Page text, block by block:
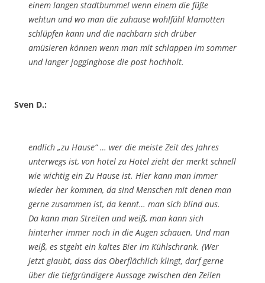
einem langen stadtbummel wenn einem die füße
wehtun und wo man die zuhause wohlfühl klamotten
schlüpfen kann und die nachbarn sich drüber
amüsieren können wenn man mit schlappen im sommer
und langer jogginghose die post hochholt.
Sven D.:
endlich „zu Hause“ … wer die meiste Zeit des Jahres
unterwegs ist, von hotel zu Hotel zieht der merkt schnell
wie wichtig ein Zu Hause ist. Hier kann man immer
wieder her kommen, da sind Menschen mit denen man
gerne zusammen ist, da kennt… man sich blind aus.
Da kann man Streiten und weiß, man kann sich
hinterher immer noch in die Augen schauen. Und man
weiß, es stgeht ein kaltes Bier im Kühlschrank. (Wer
jetzt glaubt, dass das Oberflächlich klingt, darf gerne
über die tiefgründigere Aussage zwischen den Zeilen